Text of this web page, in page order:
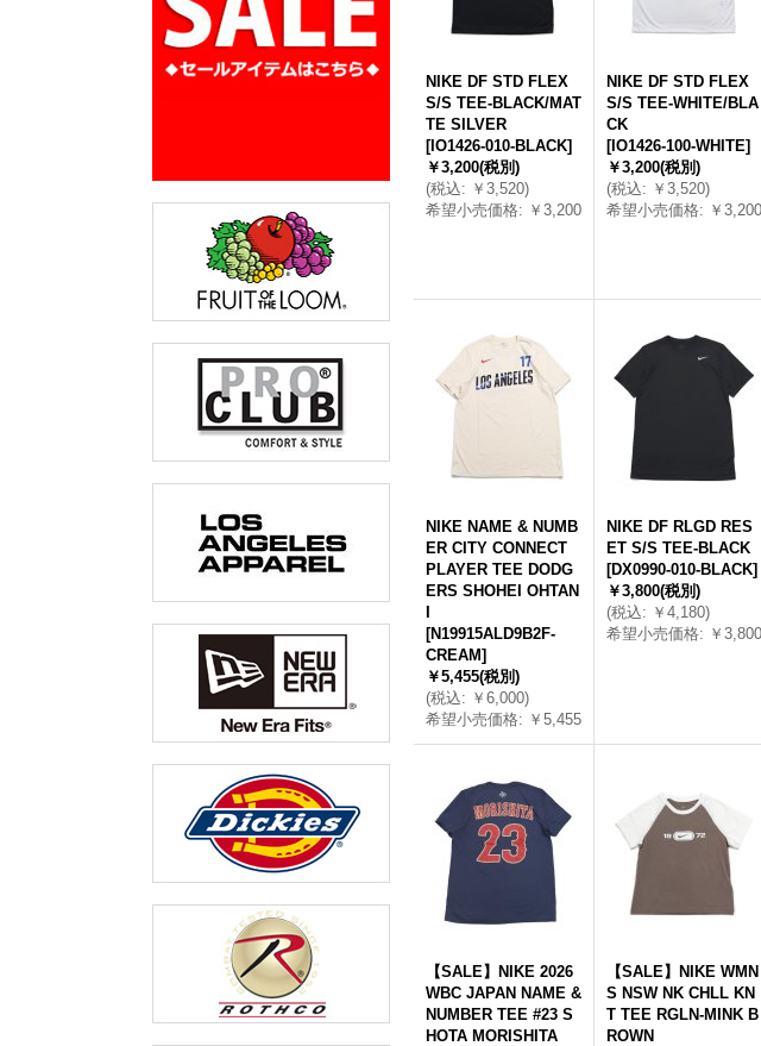
NIKE DF STD FLEX
S/S TEE-BLACK/MAT
TE SILVER
[IO1426-010-BLACK]
￥3,200(税別)
(税込: ￥3,520)
希望小売価格: ￥3,200
NIKE DF STD FLEX
S/S TEE-WHITE/BLA
CK
[IO1426-100-WHITE]
￥3,200(税別)
(税込: ￥3,520)
希望小売価格: ￥3,200
NIKE NAME & NUMB
ER CITY CONNECT
PLAYER TEE DODG
ERS SHOHEI OHTAN
[N19915ALD9B2F-
CREAM]
￥5,455(税別)
(税込: ￥6,000)
希望小売価格: ￥5,455
NIKE DF RLGD RES
ET S/S TEE-BLACK
[DX0990-010-BLACK]
￥3,800(税別)
(税込: ￥4,180)
希望小売価格: ￥3,800
【SALE】NIKE 2026
WBC JAPAN NAME &
NUMBER TEE #23 S
HOTA MORISHITA
【SALE】NIKE WMN
S NSW NK CHLL KN
T TEE RGLN-MINK B
ROWN